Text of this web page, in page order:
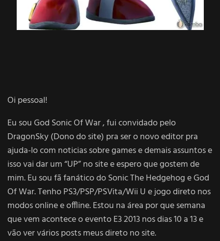
Oi pessoal!
Eu sou God Sonic Of War , fui convidado pelo
DragonSky (Dono do site) pra ser o novo editor pra
ajuda-lo com noticias sobre games e demais assuntos e
isso vai dar um “UP” no site e espero que gostem de
mim.Eu sou fã fanático do Sonic The Hedgehog e God
Of War. Tenho PS3/PSP/PSVita/Wii U e jogo direto nos
modos online e offline. Estou na área por que semana
que vem acontece o evento E3 2013 nos dias 10 a 13 e
vão ver vários posts meus direto no site.